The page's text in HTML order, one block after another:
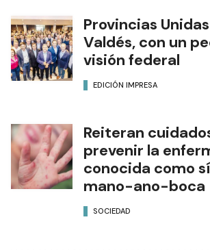
Provincias
Valdés, con un
visión federal
EDICIÓN IMPRESA
Reiteran
prevenir la
conocida como
mano-ano-boca
SOCIEDAD